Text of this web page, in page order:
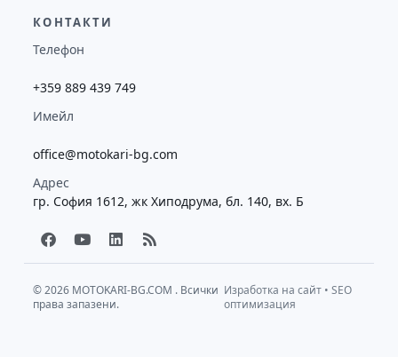
КОНТАКТИ
Телефон
+359 889 439 749
Имейл
office@motokari-bg.com
Адрес
гр. София 1612, жк Хиподрума, бл. 140, вх. Б
F
a
c
b
o
Y
o
u
u
b
L
i
n
e
d
R
s
s
© 2026 MOTOKARI-BG.COM . Всички
права запазени.
Изработка на сайт •SEO
оптимизация